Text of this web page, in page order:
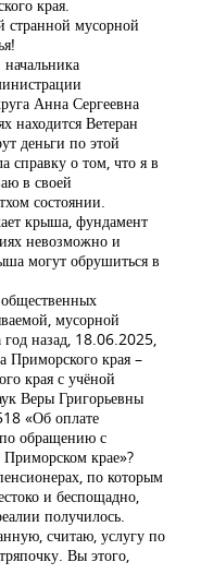
края.
странной мусорной
Анна Сергеевна
находится Ветеран
деньги по этой
справку о том, что я в
в своей
состоянии.
крыша, фундамент
невозможно и
могут обрушиться в
мусорной
год назад, 18.06.2025,
Приморского края –
края с учёной
Веры Григорьевны
«Об оплате
обращению с
крае»?
по которым
и беспощадно,
получилось.
считаю, услугу по
Вы этого,